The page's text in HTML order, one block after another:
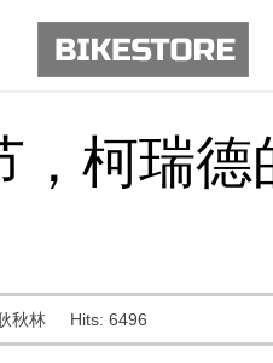
，柯瑞
秋林 Hits: 6496